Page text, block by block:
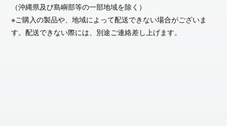
（沖縄県及び島嶼部等の一部地域を除く）
※ご購入の製品や、地域によって配送できない場合がございま
す。配送できない際には、別途ご連絡差し上げます。